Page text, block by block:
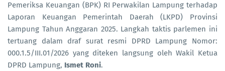
Pemeriksa Keuangan (BPK) RI Perwakilan Lampung terhadap
Laporan Keuangan Pemerintah Daerah (LKPD) Provinsi
Lampung Tahun Anggaran 2025. Langkah taktis parlemen ini
tertuang dalam draf surat resmi DPRD Lampung Nomor:
000.1.5/III.01/2026 yang diteken langsung oleh Wakil Ketua
DPRD Lampung, Ismet Roni.